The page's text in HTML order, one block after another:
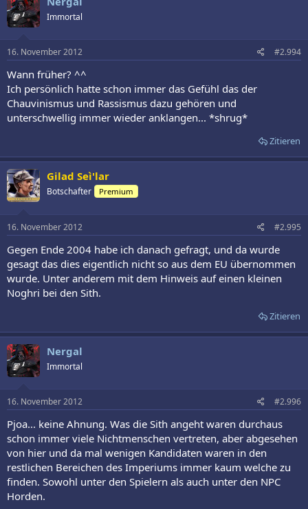
Immortal
16. November 2012 #2.994
Wann früher? ^^
Ich persönlich hatte schon immer das Gefühl das der
Chauvinismus und Rassismus dazu gehören und
unterschwellig immer wieder anklangen... *shrug*
Zitieren
Gilad Seì'lar
Botschafter Premium
16. November 2012 #2.995
Gegen Ende 2004 habe ich danach gefragt, und da wurde
gesagt das dies eigentlich nicht so aus dem EU übernommen
wurde. Unter anderem mit dem Hinweis auf einen kleinen
Noghri bei den Sith.
Zitieren
Nergal
Immortal
16. November 2012 #2.996
Pjoa... keine Ahnung. Was die Sith angeht waren durchaus
schon immer viele Nichtmenschen vertreten, aber abgesehen
von hier und da mal wenigen Kandidaten waren in den
restlichen Bereichen des Imperiums immer kaum welche zu
finden. Sowohl unter den Spielern als auch unter den NPC
Horden.